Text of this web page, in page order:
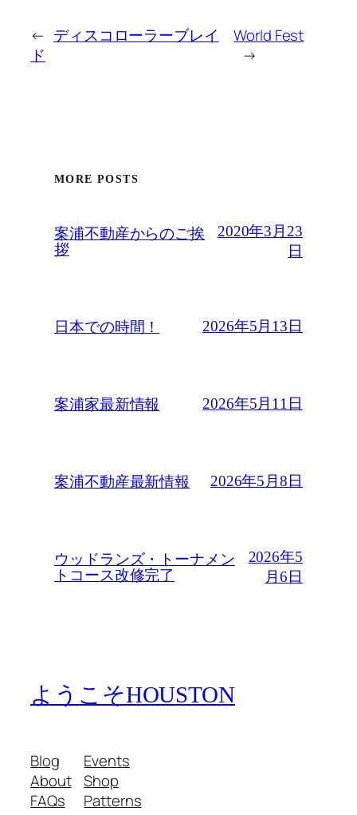
← ディスコローラーブレイ
ド
World Fest
→
MORE POSTS
案浦不動産からのご挨
拶
2020年3月23
日
日本での時間！ 2026年5月13日
案浦家最新情報 2026年5月11日
案浦不動産最新情報 2026年5月8日
ウッドランズ・トーナメン
トコース改修完了
2026年5
月6日
ようこそHOUSTON
Blog
About
FAQs
Events
Shop
Patterns